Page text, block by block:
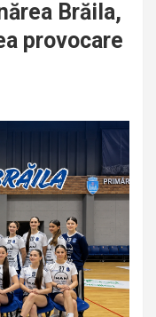
Brăila,
provocare